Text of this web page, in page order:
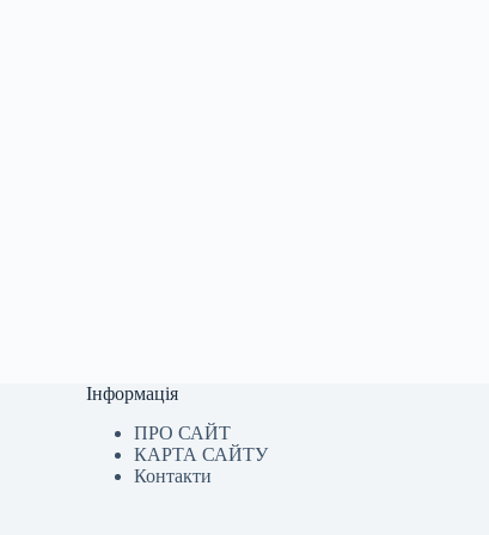
Інформація
ПРО САЙТ
КАРТА САЙТУ
Контакти